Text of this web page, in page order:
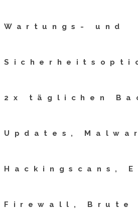
Wartungs- und
2x täglichen
Updates,
Hackingscans,
Firewall, Brute